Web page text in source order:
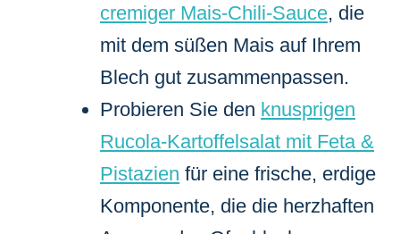
cremiger Mais-Chili-Sauce, die
mit dem süßen Mais auf Ihrem
Blech gut zusammenpassen.
Probieren Sie den knusprigen
Rucola-Kartoffelsalat mit Feta &
Pistazien für eine frische, erdige
Komponente, die die herzhaften